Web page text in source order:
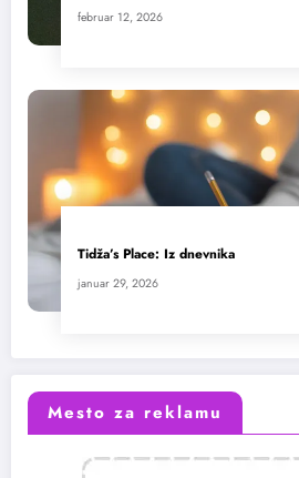
februar 12, 2026
Tidža’s Place: Iz dnevnika
januar 29, 2026
Mesto za reklamu